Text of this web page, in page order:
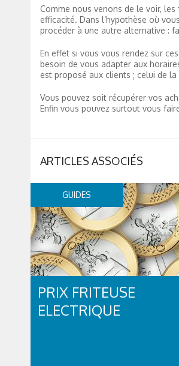
Comme nous venons de le voir,
efficacité. Dans l’hypothèse où
procéder à une autre alternative :
En effet si vous vous rendez sur
besoin de vous adapter aux
est proposé aux clients ; celui de la
Vous pouvez soit récupérer vos
Enfin vous pouvez surtout vous
ARTICLES ASSOCIÉS
GUIDES
PRIX FRITEUSE
ELECTRIQUE